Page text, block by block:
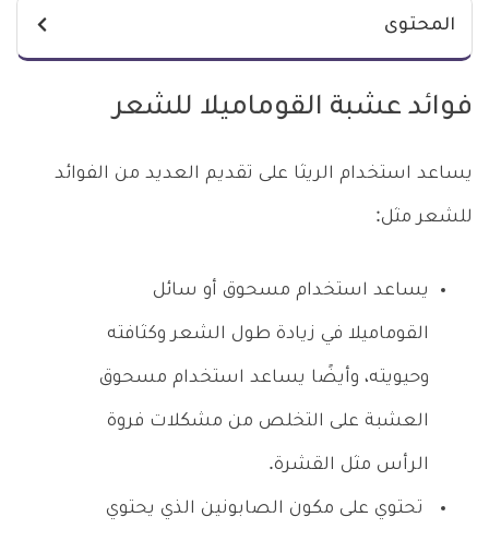
المحتوى
فوائد عشبة القوماميلا للشعر
يساعد استخدام الريثا على تقديم العديد من الفوائد
للشعر مثل:
يساعد استخدام مسحوق أو سائل
القوماميلا في زيادة طول الشعر وكثافته
وحيويته، وأيضًا يساعد استخدام مسحوق
العشبة على التخلص من مشكلات فروة
الرأس مثل القشرة.
تحتوي على مكون الصابونين الذي يحتوي